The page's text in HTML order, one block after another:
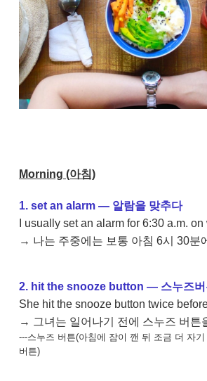
Morning (아침)
1. set an alarm — 알람을 맞추다
I usually set an alarm for 6:30 a.m.
→ 나는 주중에는 보통 아침 6시 30분
2. hit the snooze button — 스누즈버
She hit the snooze button twice
→ 그녀는 일어나기 전에 스누즈 버튼
---스누즈 버튼(아침에 잠이 깬 뒤 조금 더 자
버튼)